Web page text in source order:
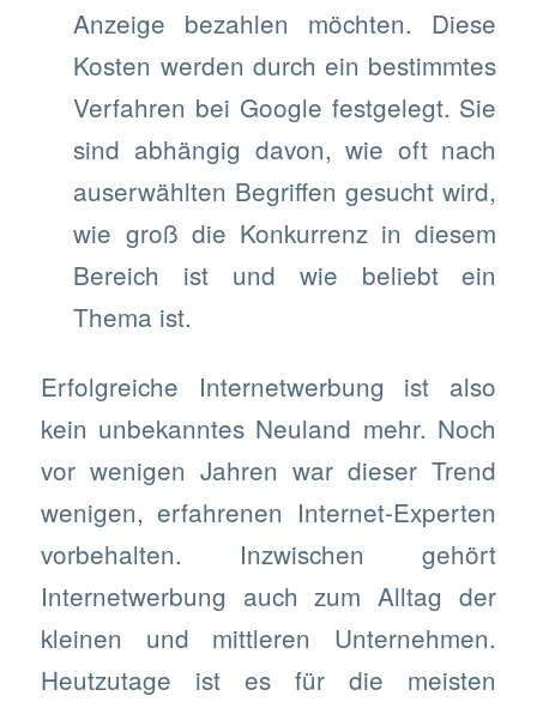
Anzeige bezahlen möchten. Diese
Kosten werden durch ein bestimmtes
Verfahren bei Google festgelegt. Sie
sind abhängig davon, wie oft nach
auserwählten Begriffen gesucht wird,
wie groß die Konkurrenz in diesem
Bereich ist und wie beliebt ein
Thema ist.
Erfolgreiche Internetwerbung ist also
kein unbekanntes Neuland mehr. Noch
vor wenigen Jahren war dieser Trend
wenigen, erfahrenen Internet-Experten
vorbehalten. Inzwischen gehört
Internetwerbung auch zum Alltag der
kleinen und mittleren Unternehmen.
Heutzutage ist es für die meisten